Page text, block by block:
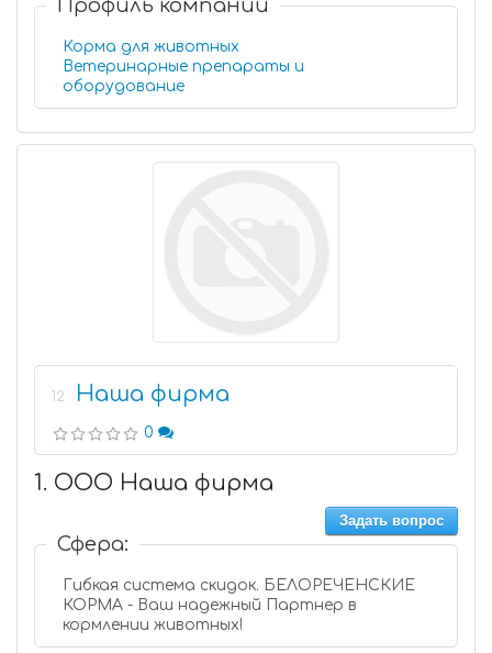
Профиль компании
Корма для животных
Ветеринарные препараты и
оборудование
12 Наша фирма
0
1. ООО Наша фирма
Задать вопрос
Сфера:
Гибкая система скидок. БЕЛОРЕЧЕНСКИЕ
КОРМА - Ваш надежный Партнер в
кормлении животных!